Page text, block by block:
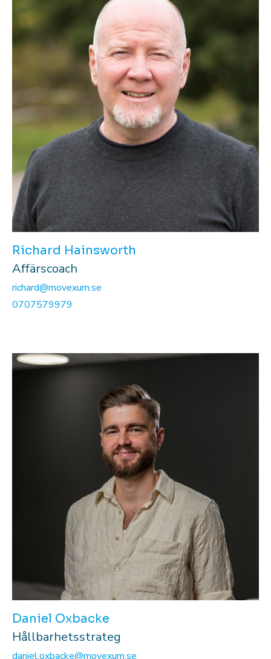
Richard Hainsworth
Affärscoach
richard@movexum.se
0707579979
Daniel Oxbacke
Hållbarhetsstrateg
daniel.oxbacke@movexum.se